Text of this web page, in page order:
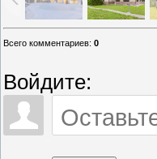
Всего комментариев: 0
Войдите: